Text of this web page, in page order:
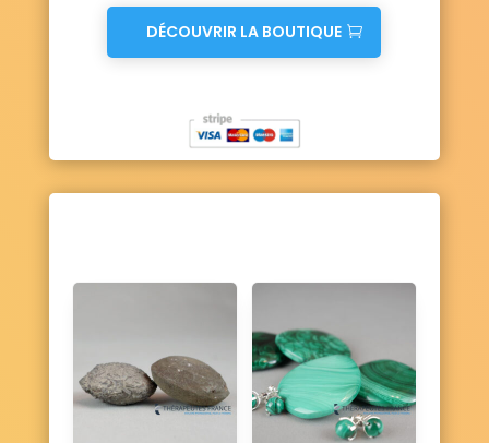
DÉCOUVRIR LA BOUTIQUE